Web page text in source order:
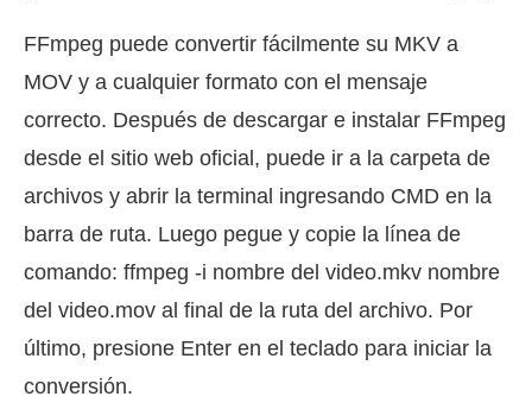
FFmpeg puede convertir fácilmente su MKV a
MOV y a cualquier formato con el mensaje
correcto. Después de descargar e instalar FFmpeg
desde el sitio web oficial, puede ir a la carpeta de
archivos y abrir la terminal ingresando CMD en la
barra de ruta. Luego pegue y copie la línea de
comando: ffmpeg -i nombre del video.mkv nombre
del video.mov al final de la ruta del archivo. Por
último, presione Enter en el teclado para iniciar la
conversión.